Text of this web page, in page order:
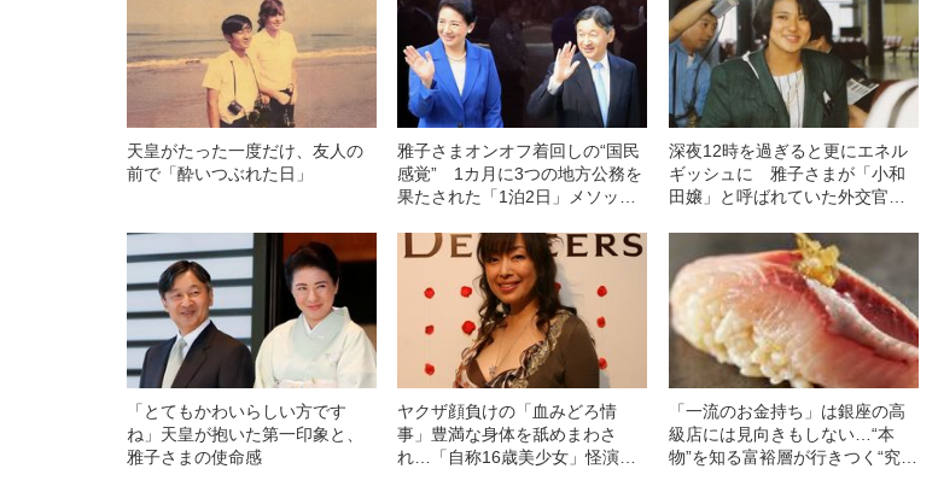
天皇がたった一度だけ、友人の
前で「酔いつぶれた日」
雅子さまオンオフ着回しの“国民
感覚” 1カ月に3つの地方公務を
果たされた「1泊2日」メソッド
深夜12時を過ぎると更にエネル
ギッシュに 雅子さまが「小和
田嬢」と呼ばれていた外交官時
「とてもかわいらしい方です
ね」天皇が抱いた第一印象と、
雅子さまの使命感
ヤクザ顔負けの「血みどろ情
事」豊満な身体を舐めまわさ
れ…「自称16歳美少女」怪演
「一流のお金持ち」は銀座の高
級店には見向きもしない…“本
物”を知る富裕層が行きつく“究極